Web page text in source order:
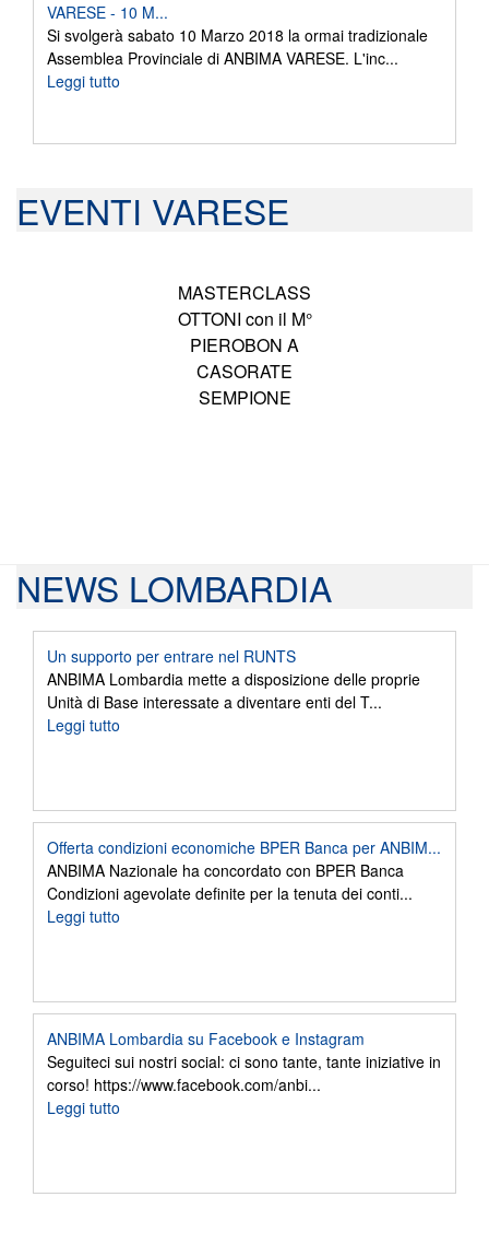
VARESE - 10 M...
Si svolgerà sabato 10 Marzo 2018 la ormai tradizionale
Assemblea Provinciale di ANBIMA VARESE. L'inc...
Leggi tutto
EVENTI VARESE
MASTERCLASS
OTTONI con il M°
PIEROBON A
CASORATE
SEMPIONE
NEWS LOMBARDIA
Un supporto per entrare nel RUNTS
ANBIMA Lombardia mette a disposizione delle proprie
Unità di Base interessate a diventare enti del T...
Leggi tutto
Offerta condizioni economiche BPER Banca per ANBIM...
ANBIMA Nazionale ha concordato con BPER Banca
Condizioni agevolate definite per la tenuta dei conti...
Leggi tutto
ANBIMA Lombardia su Facebook e Instagram
Seguiteci sui nostri social: ci sono tante, tante iniziative in
corso! https://www.facebook.com/anbi...
Leggi tutto